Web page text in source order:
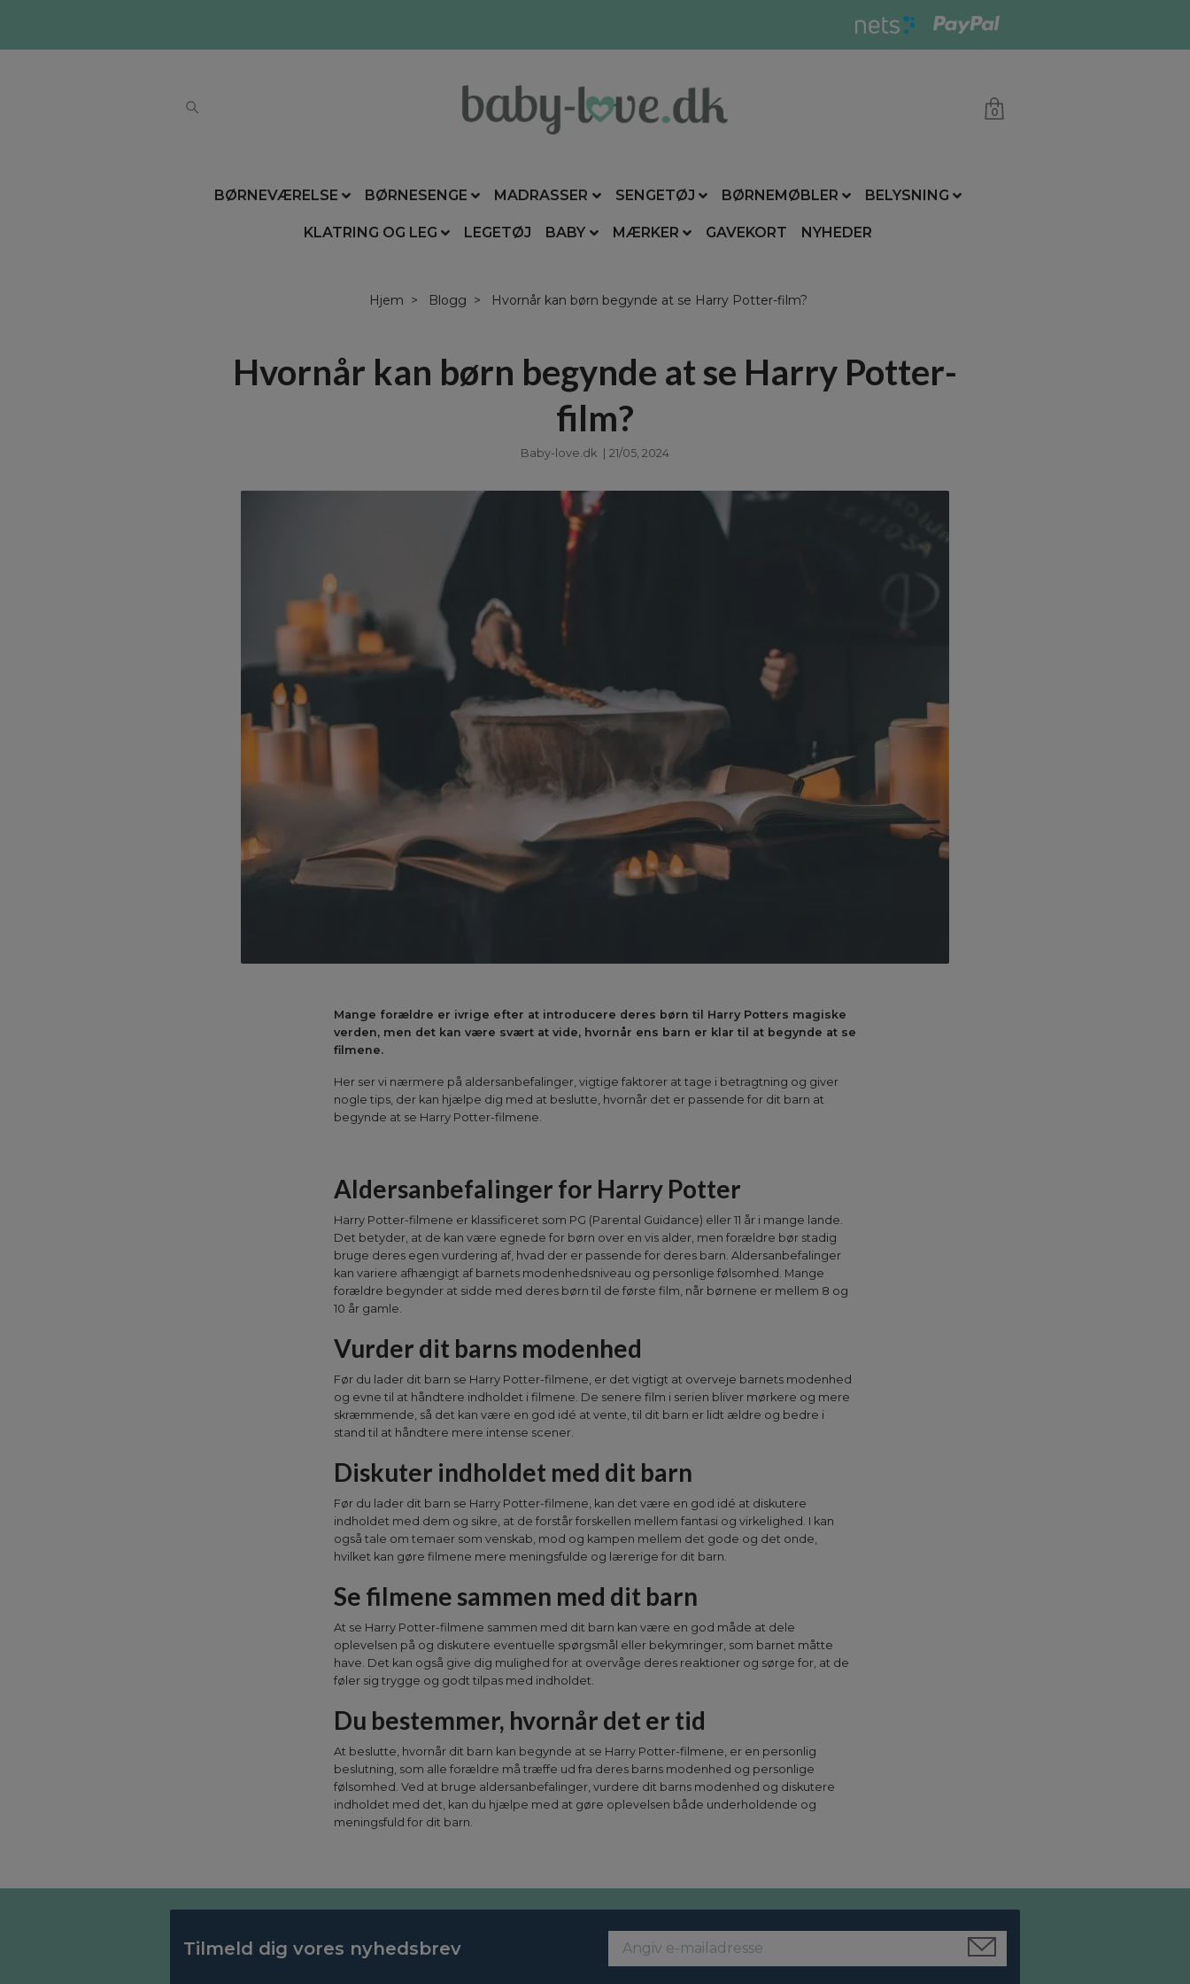
0
BØRNEVÆRELSE BØRNESENGE MADRASSER SENGETØJ BØRNEMØBLER BELYSNING
KLATRING OG LEG LEGETØJ BABY MÆRKER GAVEKORT NYHEDER
Hjem Blogg Hvornår kan børn begynde at se Harry Potter-film?
Hvornår kan børn begynde at se Harry Potter-
film?
Baby-love.dk 21/05, 2024
Mange forældre er ivrige efter at introducere deres børn til Harry Potters magiske
verden, men det kan være svært at vide, hvornår ens barn er klar til at begynde at se
filmene.
Her ser vi nærmere på aldersanbefalinger, vigtige faktorer at tage i betragtning og giver
nogle tips, der kan hjælpe dig med at beslutte, hvornår det er passende for dit barn at
begynde at se Harry Potter-filmene.
Aldersanbefalinger for Harry Potter
Harry Potter-filmene er klassificeret som PG (Parental Guidance) eller 11 år i mange lande.
Det betyder, at de kan være egnede for børn over en vis alder, men forældre bør stadig
bruge deres egen vurdering af, hvad der er passende for deres barn. Aldersanbefalinger
kan variere afhængigt af barnets modenhedsniveau og personlige følsomhed. Mange
forældre begynder at sidde med deres børn til de første film, når børnene er mellem 8 og
10 år gamle.
Vurder dit barns modenhed
Før du lader dit barn se Harry Potter-filmene, er det vigtigt at overveje barnets modenhed
og evne til at håndtere indholdet i filmene. De senere film i serien bliver mørkere og mere
skræmmende, så det kan være en god idé at vente, til dit barn er lidt ældre og bedre i
stand til at håndtere mere intense scener.
Diskuter indholdet med dit barn
Før du lader dit barn se Harry Potter-filmene, kan det være en god idé at diskutere
indholdet med dem og sikre, at de forstår forskellen mellem fantasi og virkelighed. I kan
også tale om temaer som venskab, mod og kampen mellem det gode og det onde,
hvilket kan gøre filmene mere meningsfulde og lærerige for dit barn.
Se filmene sammen med dit barn
At se Harry Potter-filmene sammen med dit barn kan være en god måde at dele
oplevelsen på og diskutere eventuelle spørgsmål eller bekymringer, som barnet måtte
have. Det kan også give dig mulighed for at overvåge deres reaktioner og sørge for, at de
føler sig trygge og godt tilpas med indholdet.
Du bestemmer, hvornår det er tid
At beslutte, hvornår dit barn kan begynde at se Harry Potter-filmene, er en personlig
beslutning, som alle forældre må træffe ud fra deres barns modenhed og personlige
følsomhed. Ved at bruge aldersanbefalinger, vurdere dit barns modenhed og diskutere
indholdet med det, kan du hjælpe med at gøre oplevelsen både underholdende og
meningsfuld for dit barn.
Tilmeld dig vores nyhedsbrev